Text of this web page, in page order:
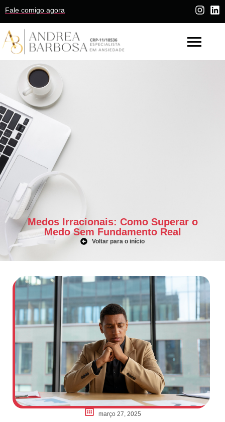
Fale comigo agora
Medos Irracionais: Como Superar o
Medo Sem Fundamento Real
Voltar para o início
março 27, 2025